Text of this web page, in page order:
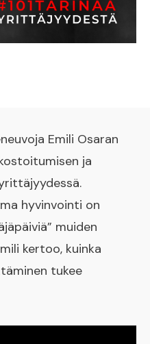
Emili Osaran
ja
hyvinvointi on
muiden
kertoo, kuinka
tukee